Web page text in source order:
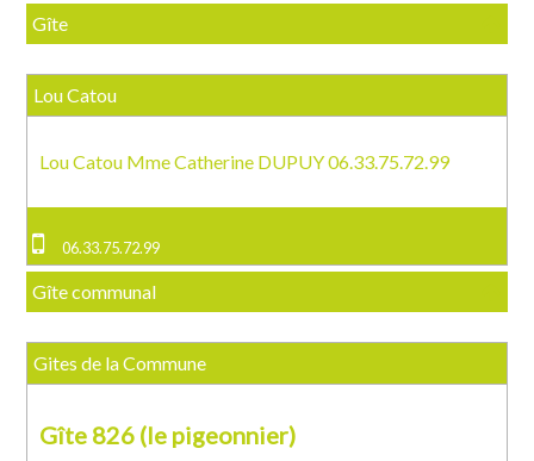
Gîte
Lou Catou
Lou Catou Mme Catherine DUPUY 06.33.75.72.99
06.33.75.72.99
Gîte communal
Gites de la Commune
Gîte 826 (le pigeonnier)